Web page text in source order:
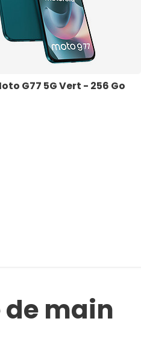
G77 5G Vert - 256 Go
main